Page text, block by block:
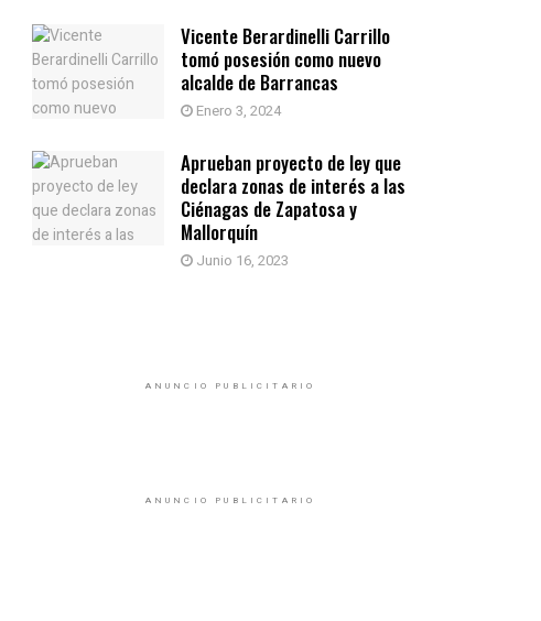
Vicente Berardinelli Carrillo
tomó posesión como nuevo
alcalde de Barrancas
Enero 3, 2024
Aprueban proyecto de ley que
declara zonas de interés a las
Ciénagas de Zapatosa y
Mallorquín
Junio 16, 2023
ANUNCIO PUBLICITARIO
ANUNCIO PUBLICITARIO